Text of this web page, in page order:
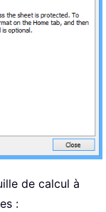
de calcul à
: